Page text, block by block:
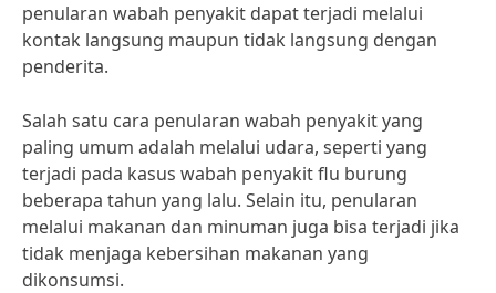
penularan wabah penyakit dapat terjadi melalui
kontak langsung maupun tidak langsung dengan
penderita.
Salah satu cara penularan wabah penyakit yang
paling umum adalah melalui udara, seperti yang
terjadi pada kasus wabah penyakit flu burung
beberapa tahun yang lalu. Selain itu, penularan
melalui makanan dan minuman juga bisa terjadi jika
tidak menjaga kebersihan makanan yang
dikonsumsi.